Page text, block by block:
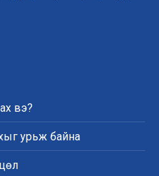
вэ?
урьж байна